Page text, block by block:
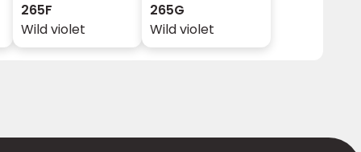
265F
Wild violet
265G
Wild violet